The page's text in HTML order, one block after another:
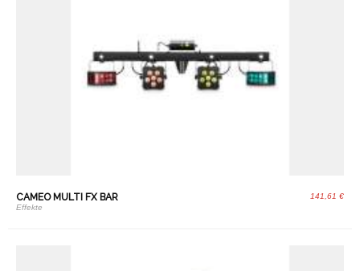
141,61 €
CAMEO MULTI FX BAR
Effekte